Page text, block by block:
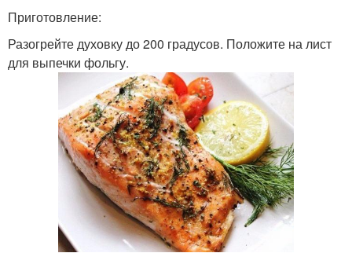
Приготовление:
Разогрейте духовку до 200 градусов. Положите на лист
для выпечки фольгу.